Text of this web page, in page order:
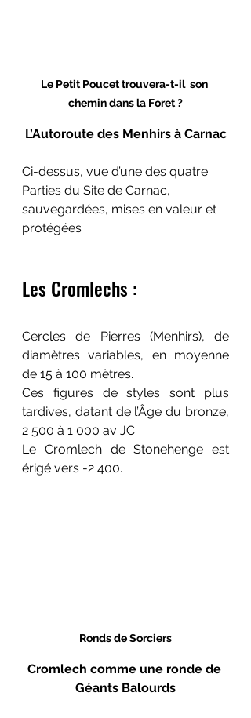
Le Petit Poucet trouvera-t-il  son
chemin dans la Foret ?
L’Autoroute des Menhirs à Carnac
Ci-dessus, vue d’une des quatre
Parties du Site de Carnac,
sauvegardées, mises en valeur et
protégées
Les Cromlechs :
Cercles de Pierres (Menhirs), de
diamètres variables, en moyenne
de 15 à 100 mètres.
Ces figures de styles sont plus
tardives, datant de l’Âge du bronze,
2 500 à 1 000 av JC
Le Cromlech de Stonehenge est
érigé vers -2 400.
Ronds de Sorciers
Cromlech comme une ronde de
Géants Balourds